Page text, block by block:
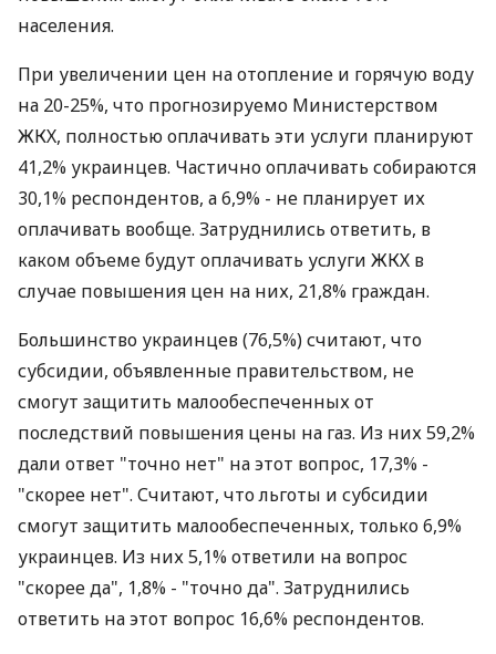
населения.
При увеличении цен на отопление и горячую воду
на 20-25%, что прогнозируемо Министерством
ЖКХ, полностью оплачивать эти услуги планируют
41,2% украинцев. Частично оплачивать собираются
30,1% респондентов, а 6,9% - не планирует их
оплачивать вообще. Затруднились ответить, в
каком объеме будут оплачивать услуги ЖКХ в
случае повышения цен на них, 21,8% граждан.
Большинство украинцев (76,5%) считают, что
субсидии, объявленные правительством, не
смогут защитить малообеспеченных от
последствий повышения цены на газ. Из них 59,2%
дали ответ "точно нет" на этот вопрос, 17,3% -
"скорее нет". Считают, что льготы и субсидии
смогут защитить малообеспеченных, только 6,9%
украинцев. Из них 5,1% ответили на вопрос
"скорее да", 1,8% - "точно да". Затруднились
ответить на этот вопрос 16,6% респондентов.